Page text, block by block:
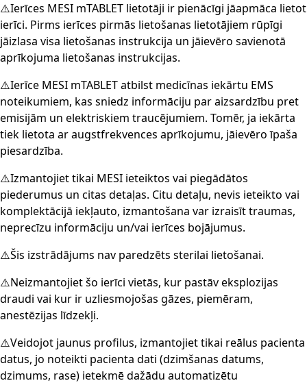
⚠️Ierīces MESI mTABLET lietotāji ir pienācīgi jāapmāca lietot
ierīci. Pirms ierīces pirmās lietošanas lietotājiem rūpīgi
jāizlasa visa lietošanas instrukcija un jāievēro savienotā
aprīkojuma lietošanas instrukcijas.
⚠️Ierīce MESI mTABLET atbilst medicīnas iekārtu EMS
noteikumiem, kas sniedz informāciju par aizsardzību pret
emisijām un elektriskiem traucējumiem. Tomēr, ja iekārta
tiek lietota ar augstfrekvences aprīkojumu, jāievēro īpaša
piesardzība.
⚠️Izmantojiet tikai MESI ieteiktos vai piegādātos
piederumus un citas detaļas. Citu detaļu, nevis ieteikto vai
komplektācijā iekļauto, izmantošana var izraisīt traumas,
neprecīzu informāciju un/vai ierīces bojājumus.
⚠️Šis izstrādājums nav paredzēts sterilai lietošanai.
⚠️Neizmantojiet šo ierīci vietās, kur pastāv eksplozijas
draudi vai kur ir uzliesmojošas gāzes, piemēram,
anestēzijas līdzekļi.
⚠️Veidojot jaunus profilus, izmantojiet tikai reālus pacienta
datus, jo noteikti pacienta dati (dzimšanas datums,
dzimums, rase) ietekmē dažādu automatizētu